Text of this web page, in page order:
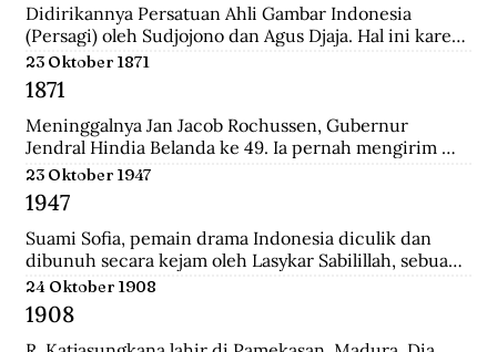
Didirikannya Persatuan Ahli Gambar Indonesia
(Persagi) oleh Sudjojono dan Agus Djaja. Hal ini karena
persatuan seniman Belanda mengadakan pameran
lukisan untuk seniman Indonesia, sehingga seniman
Indonesia juga mau memamerkan karyanya.
23 Oktober 1871
1871
Meninggalnya Jan Jacob Rochussen, Gubernur
Jendral Hindia Belanda ke 49. Ia pernah mengirim
ekspedisi ke Bali, Palembang, Bangka, Sulawesi
Selatan, dan lainnya. Ia juga yang meresmikan
pembukaan tambang batu bara di wilayah Kesultanan
Banjar yang dinamakan Tambang Batu Bara Oranje
Nassau.
23 Oktober 1947
1947
Suami Sofia, pemain drama Indonesia diculik dan
dibunuh secara kejam oleh Lasykar Sabilillah, sebuah
unit bagian dari kelompok DI/TII. Sejak itulah ia
harus berjuang untuk mneghidupi anak-anaknya dan
keluar dari dunia ketenarannya.
24 Oktober 1908
1908